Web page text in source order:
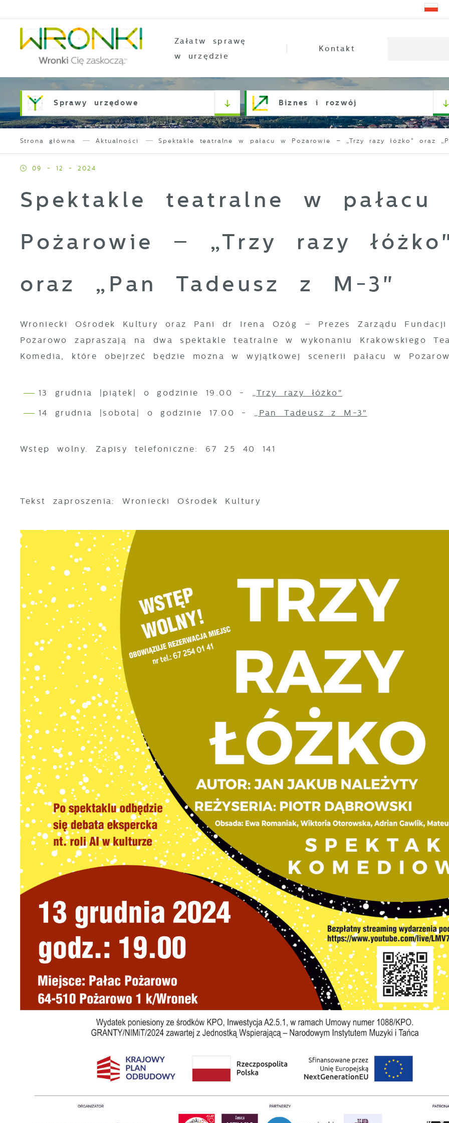
Załatw sprawę
w urzędzie
Kontakt
Sprawy urzędowe Biznes i rozwój
Strona główna Aktualności Spektakle teatralne w pałacu w Pożarowie – „Trzy razy łóżko" oraz
09 - 12 - 2024
Spektakle teatralne w pałacu
Pożarowie – „Trzy razy
oraz „Pan Tadeusz z M-3"
Wroniecki Ośrodek Kultury oraz Pani dr Irena Ożóg – Prezes Zarządu Fundacji
Pożarowo zapraszają na dwa spektakle teatralne w wykonaniu Krakowskiego
Komedia, które obejrzeć będzie można w wyjątkowej scenerii pałacu w
13 grudnia |piątek| o godzinie 19.00 - „Trzy razy łóżko"
14 grudnia |sobota| o godzinie 17.00 - „Pan Tadeusz z M-3"
Wstęp wolny. Zapisy telefoniczne: 67 25 40 141
Tekst zaproszenia: Wroniecki Ośrodek Kultury
Ustawienia
cookies lub zaakceptować je wszystkie. W dowolnym
momencie możesz dokonać zmiany swoich ustawień.
Niezbędne